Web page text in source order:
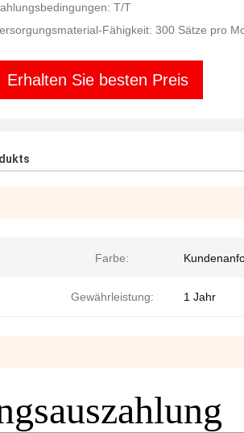
T/T
Fähigkeit: 300 Sätze pro
Erhalten Sie besten Preis
Farbe:
Gewährleistung: 1 Jahr